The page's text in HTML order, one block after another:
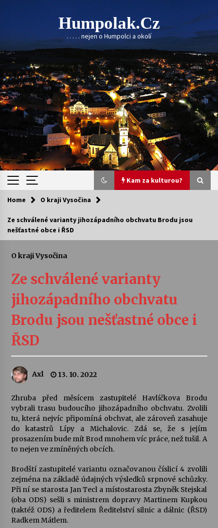
Skip
to
content
Humpolak.cz
. . . . . nejen o Humpolci a okolí
Kam za kulturou?
Kam za kulturou?
Vernisáž výstavy Josefíny Duškové: Stávám se
30. 7. 2026
Veselí muzikanti
šedesátka: 28. 7.–1. 8. 2026
Letní koncerty ve Stromovce: Kolchoz a
Jenakaši
28. 7. 2026
23. 7. 2026
Letní koncerty ve Stromovce: Rufus Miller
22. 7. 2026
Home O kraji Vysočina
Ze schválené varianty jihozápadního obchvatu Brodu jsou
nešťastné obce i ŘSD
O kraji Vysočina
Ze schválené varianty
jihozápadního obchvatu
Brodu jsou nešťastné obce i
ŘSD
Axl 13. 10. 2022
Zhruba před měsícem zastupitelé Havlíčkova Brodu
vybrali trasu budoucího jihozápadního obchvatu. Zvolili
tu, která nejvíc připomíná obchvat, ale zároveň zasahuje
do katastrů Lípy a Michalovic. Zdá se, že s jejím
prosazením bude mít Brod mnohem víc práce, než tušil. A
to nejen ve zmíněných obcích.
Brodští zastupitelé variantu označovanou číslicí 4 zvolili
zejména na základě údajných výsledků srpnové schůzky.
Při ní se starosta Jan Tecl a místostarosta Zbyněk Stejskal
(oba ODS) sešli s ministrem dopravy Martinem Kupkou
(taktéž ODS) a ředitelem Ředitelství silnic a dálnic (ŘSD)
Radkem Mátlem.